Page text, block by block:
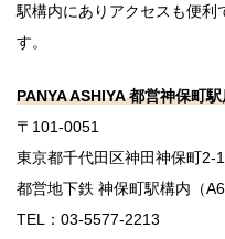
駅構内にありアクセスも便利
す。
PANYA ASHIYA 都営神保町駅
〒101-0051
東京都千代田区神田神保町2-1
都営地下鉄 神保町駅構内（A6
TEL：03-5577-2213